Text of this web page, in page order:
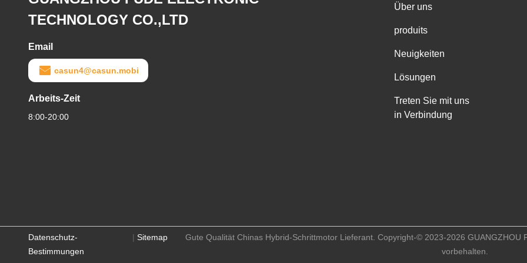
TECHNOLOGY CO.,LTD
Email
casun4@casun.mobi
Arbeits-Zeit
8:00-20:00
Über uns
produits
Neuigkeiten
Lösungen
Treten Sie mit uns
in Verbindung
Datenschutz-
Bestimmungen
|Sitemap
Gute Qualität Chinas Hybrid-Schrittmotor Lieferant. Copyright-© 2023-2026 GUANGZHOU
vorbehalten.